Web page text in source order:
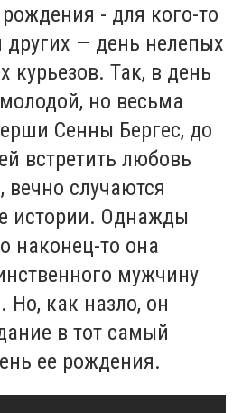
- для кого-то
— день нелепых
курьезов. Так, в день
но весьма
Сенны Бергес, до
встретить любовь
вечно случаются
истории. Однажды
наконец-то она
мужчину
Но, как назло, он
в тот самый
ее рождения.